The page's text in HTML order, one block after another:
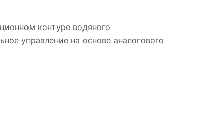
контуре водяного
управление на основе аналогового